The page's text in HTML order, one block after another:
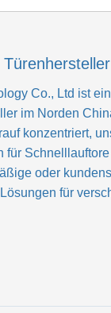
Co., Ltd ist
im Norden
konzentriert,
für
oder
für